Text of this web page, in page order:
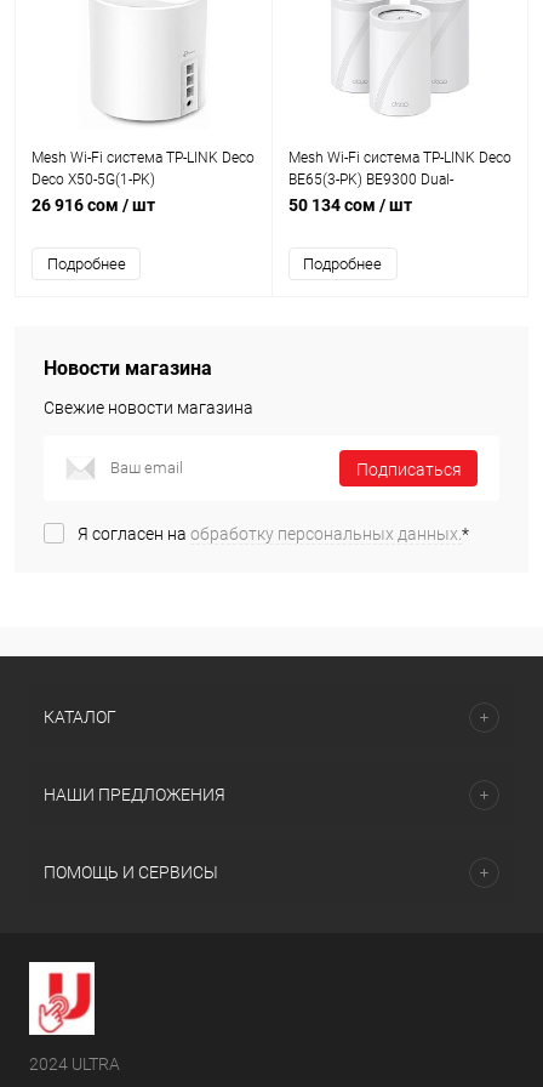
Mesh Wi-Fi система TP-LINK Deco
Deco X50-5G(1-PK)
26 916 сом / шт
Подробнее
Mesh Wi-Fi система TP-LINK Deco
BE65(3-PK) BE9300 Dual-
Band,5760Mb/s 6GHz+4320Mb/s
2.4GHz,4xWAN/LAN 2.5Gb/s,4
antenna,MU-MIMO
50 134 сом / шт
Подробнее
Новости магазина
Свежие новости магазина
Подписаться
Я согласен на обработку персональных данных.*
КАТАЛОГ
НАШИ ПРЕДЛОЖЕНИЯ
ПОМОЩЬ И СЕРВИСЫ
2024 ULTRA